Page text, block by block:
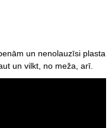
un nenolauzīsi plasta
un vilkt, no meža, arī.